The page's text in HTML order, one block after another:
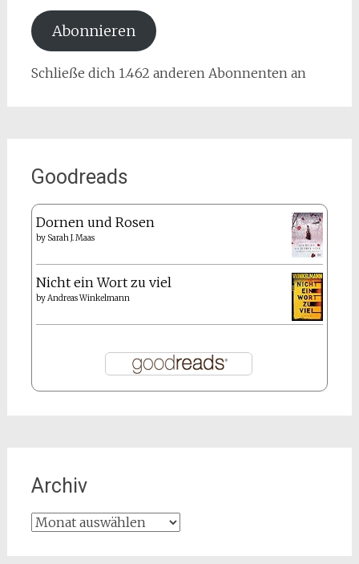
Adresse
Abonnieren
Schließe dich 1.462 anderen Abonnenten an
Goodreads
Dornen und Rosen
by Sarah J. Maas
Nicht ein Wort zu viel
byAndreas Winkelmann
Archiv
Archiv